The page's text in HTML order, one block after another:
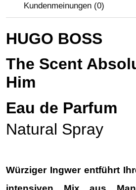
Kundenmeinungen (0)
HUGO BOSS
The Scent
Him
Eau de Parfum
Natural Spray
Würziger Ingwer entführt